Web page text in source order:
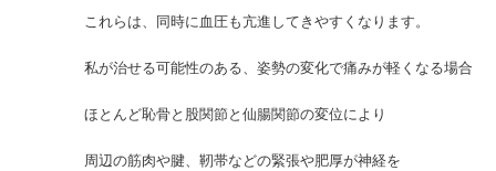
これらは、同時に血圧も亢進してきやすくなります。
私が治せる可能性のある、姿勢の変化で痛みが軽くなる場合
ほとんど恥骨と股関節と仙腸関節の変位により
周辺の筋肉や腱、靭帯などの緊張や肥厚が神経を